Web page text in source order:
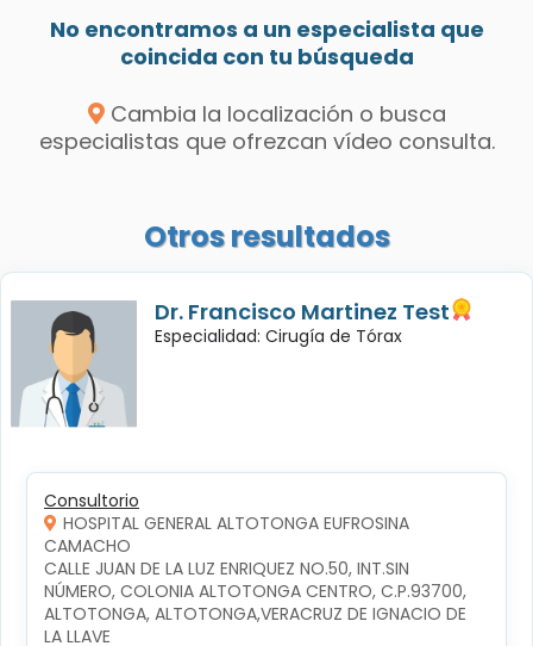
No encontramos a un especialista que
coincida con tu búsqueda
Cambia la localización o busca
especialistas que ofrezcan vídeo consulta.
Otros resultados
Dr. Francisco Martinez Test
Especialidad: Cirugía de Tórax
Consultorio
HOSPITAL GENERAL ALTOTONGA EUFROSINA
CAMACHO
CALLE JUAN DE LA LUZ ENRIQUEZ NO.50, INT.SIN
NÚMERO, COLONIA ALTOTONGA CENTRO, C.P.93700,
ALTOTONGA, ALTOTONGA,VERACRUZ DE IGNACIO DE
LA LLAVE